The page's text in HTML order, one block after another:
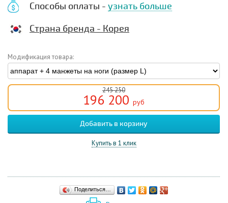
Способы оплаты - узнать больше
Страна бренда - Корея
Модификация товара:
245 250
196 200 руб
Купить в 1 клик
Поделиться…